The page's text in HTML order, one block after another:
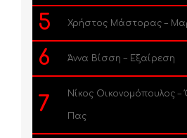
5 Χρήστος Μάστορας –
6 Άννα Βίσση – Εξαίρεση
7 Νίκος Οικονομόπουλος –
Πας